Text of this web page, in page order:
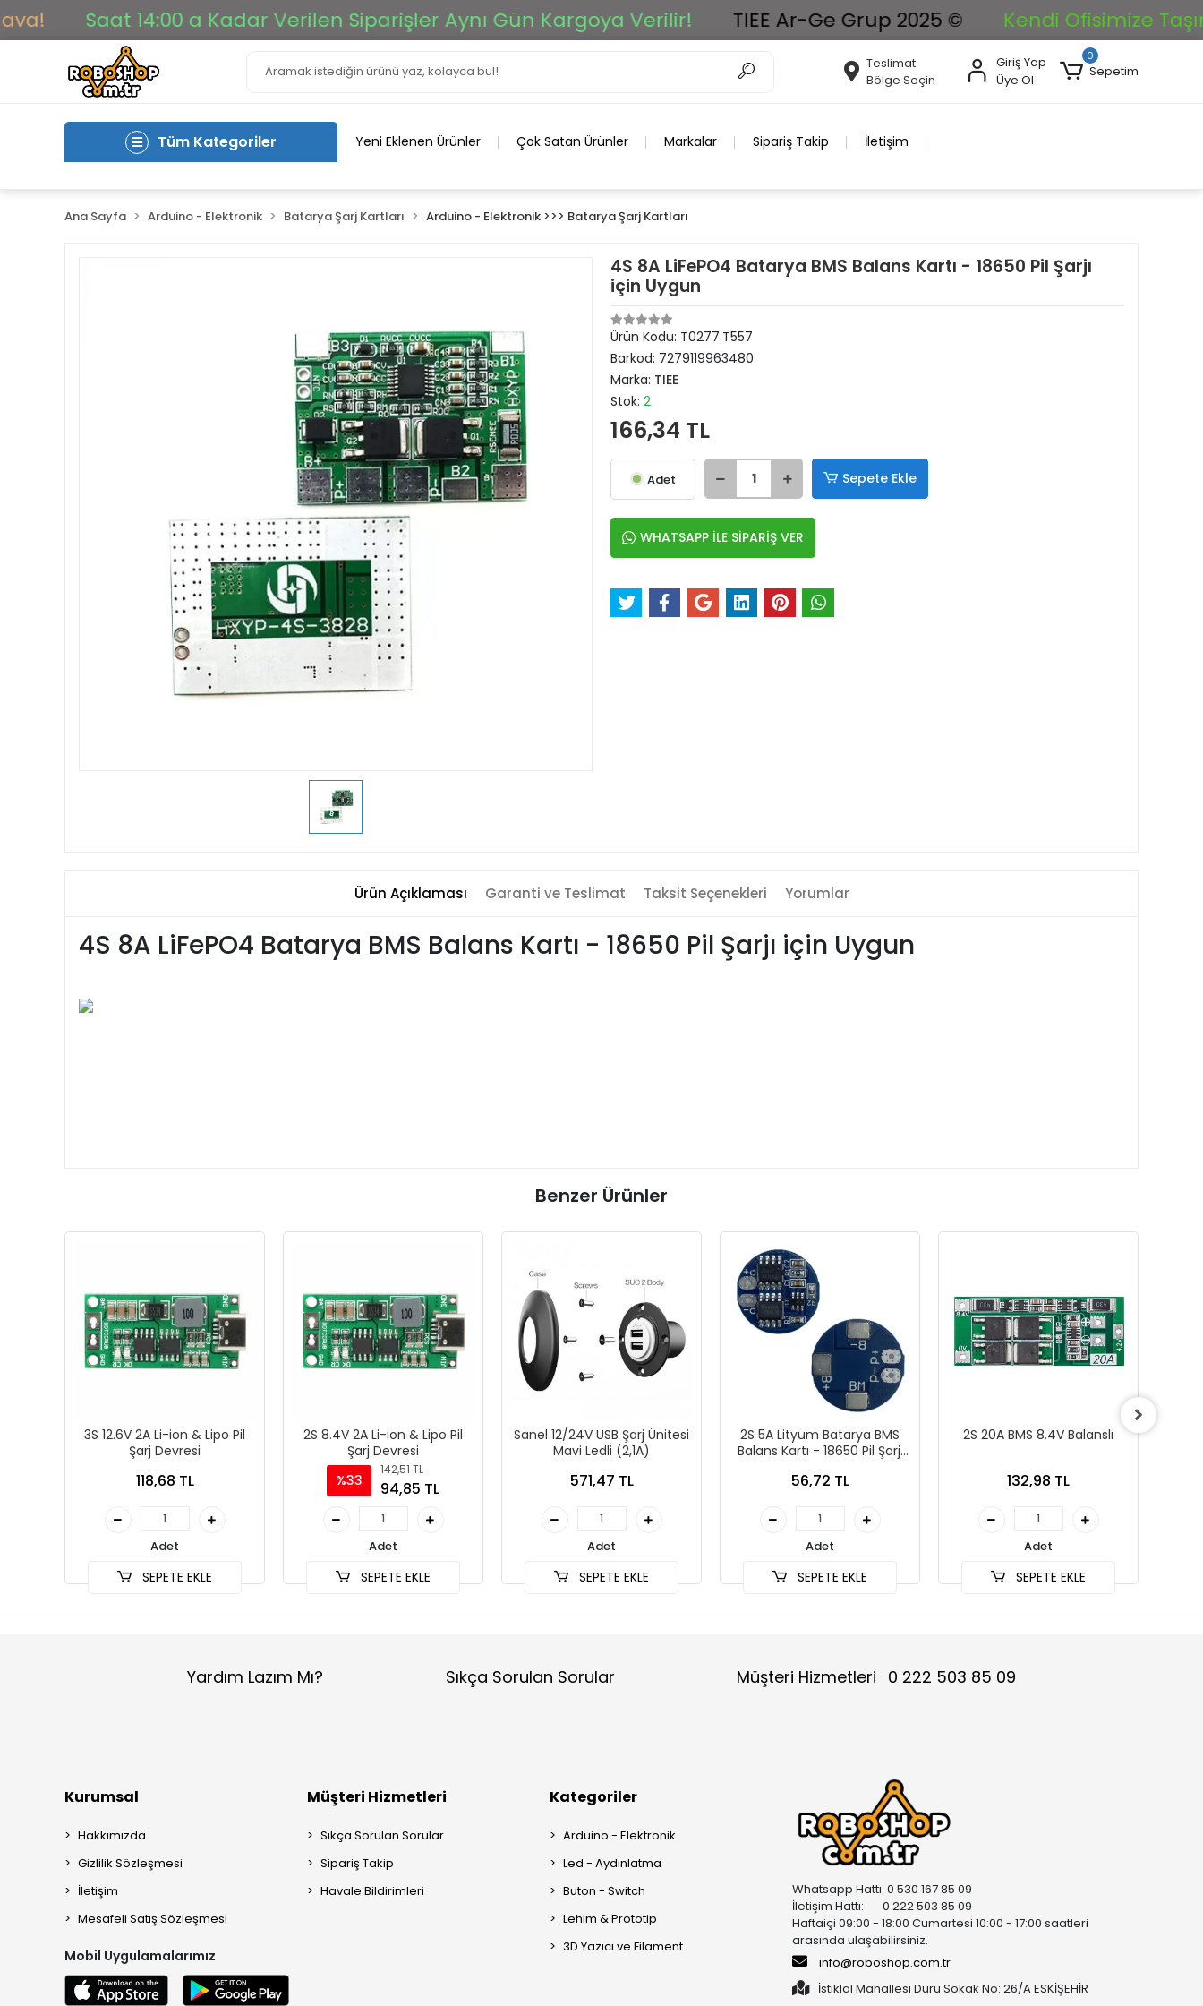
Saat 14:00 a Kadar Verilen Siparişler Aynı Gün Kargoya Verilir! TIEE Ar-Ge Grup 2025 © Kendi Ofisimize
Teslimat
Bölge Seçin
Giriş Yap
Üye Ol
0
Sepetim
Tüm Kategoriler Yeni Eklenen Ürünler Çok Satan Ürünler Markalar Sipariş Takip İletişim
Ana Sayfa Arduino - Elektronik Batarya Şarj Kartları Arduino - Elektronik >>> Batarya Şarj Kartları
4S 8A LiFePO4 Batarya BMS Balans Kartı - 18650 Pil Şarjı
için Uygun
Ürün Kodu: T0277.T557
Barkod: 7279119963480
Marka: TIEE
Stok: 2
166,34 TL
Adet Sepete Ekle
WHATSAPP İLE SİPARİŞ VER
Ürün Açıklaması Garanti ve Teslimat Taksit Seçenekleri Yorumlar
4S 8A LiFePO4 Batarya BMS Balans Kartı - 18650 Pil Şarjı için Uygun
Benzer Ürünler
3S 12.6V 2A Li-ion & Lipo Pil
Şarj Devresi
118,68 TL
Adet
SEPETE EKLE
2S 8.4V 2A Li-ion & Lipo Pil
Şarj Devresi
%33
142,51 TL
94,85 TL
Adet
SEPETE EKLE
Sanel 12/24V USB Şarj Ünitesi
Mavi Ledli (2,1A)
571,47 TL
Adet
SEPETE EKLE
2S 5A Lityum Batarya BMS
Balans Kartı - 18650 Pil Şarjı
56,72 TL
Adet
SEPETE EKLE
2S 20A BMS 8.4V Balanslı
132,98 TL
Adet
SEPETE EKLE
Yardım Lazım Mı? Sıkça Sorulan Sorular Müşteri Hizmetleri 0 222 503 85 09
Kurumsal
Hakkımızda
Gizlilik Sözleşmesi
İletişim
Mesafeli Satış Sözleşmesi
Mobil Uygulamalarımız
Müşteri Hizmetleri
Sıkça Sorulan Sorular
Sipariş Takip
Havale Bildirimleri
Kategoriler
Arduino - Elektronik
Led - Aydınlatma
Buton - Switch
Lehim & Prototip
3D Yazıcı ve Filament
Whatsapp Hattı: 0 530 167 85 09
İletişim Hattı: 0 222 503 85 09
Haftaiçi 09:00 - 18:00 Cumartesi 10:00 - 17:00 saatleri
arasında ulaşabilirsiniz.
info@roboshop.com.tr
İstiklal Mahallesi Duru Sokak No: 26/A ESKİŞEHİR